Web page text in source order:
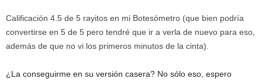
Calificación 4.5 de 5 rayitos en mi Botesómetro (que bien podría
convertirse en 5 de 5 pero tendré que ir a verla de nuevo para eso,
además de que no vi los primeros minutos de la cinta).
¿La conseguirme en su versión casera? No sólo eso, espero